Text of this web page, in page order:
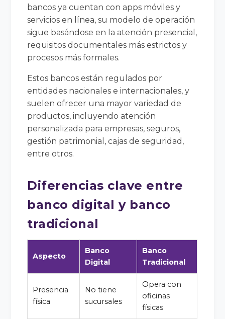
bancos ya cuentan con apps móviles y
servicios en línea, su modelo de operación
sigue basándose en la atención presencial,
requisitos documentales más estrictos y
procesos más formales.
Estos bancos están regulados por
entidades nacionales e internacionales, y
suelen ofrecer una mayor variedad de
productos, incluyendo atención
personalizada para empresas, seguros,
gestión patrimonial, cajas de seguridad,
entre otros.
Diferencias clave entre
banco digital y banco
tradicional
Aspecto
Banco
Digital
Banco
Tradicional
Presencia
física
No tiene
sucursales
Opera con
oficinas
físicas